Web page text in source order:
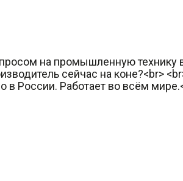
на промышленную
сейчас на коне?<br>
в России. Работает во всём